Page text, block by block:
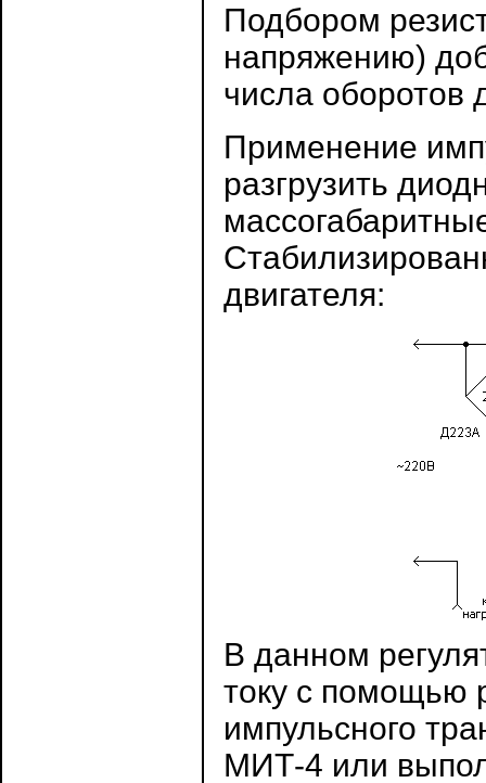
Подбором
напряжению)
числа оборотов
Применение
разгрузить
двигателя:
В данном
току с помощью
импульсного
МИТ-4 или